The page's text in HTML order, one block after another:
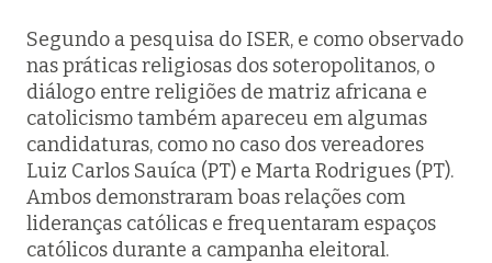
Segundo a pesquisa do ISER, e como observado
nas práticas religiosas dos soteropolitanos, o
diálogo entre religiões de matriz africana e
catolicismo também apareceu em algumas
candidaturas, como no caso dos vereadores
Luiz Carlos Sauíca (PT) e Marta Rodrigues (PT).
Ambos demonstraram boas relações com
lideranças católicas e frequentaram espaços
católicos durante a campanha eleitoral.